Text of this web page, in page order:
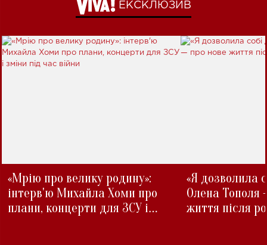
ЕКСКЛЮЗИВ
«Мрію про велику родину»:
інтерв'ю Михайла Хоми про
плани, концерти для ЗСУ і
«Я дозволила
Олена Тополя
життя після